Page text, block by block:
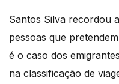
Santos Silva recordou
pessoas que
é o caso dos
na classificação de